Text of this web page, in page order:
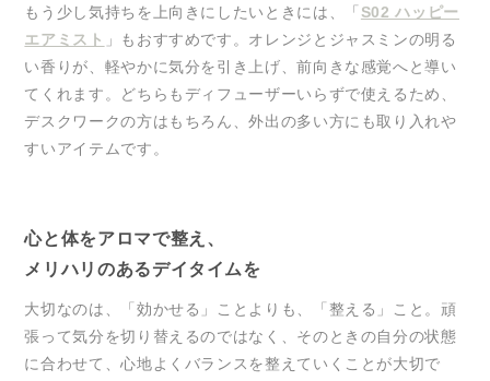
もう少し気持ちを上向きにしたいときには、「 S02 ハッピー
エアミスト 」もおすすめです。オレンジとジャスミンの明る
い香りが、軽やかに気分を引き上げ、前向きな感覚へと導い
てくれます。どちらもディフューザーいらずで使えるため、
デスクワークの方はもちろん、外出の多い方にも取り入れや
すいアイテムです。
心と体をアロマで整え、
メリハリのあるデイタイムを
大切なのは、「効かせる」ことよりも、「整える」こと。頑
張って気分を切り替えるのではなく、そのときの自分の状態
に合わせて、心地よくバランスを整えていくことが大切で